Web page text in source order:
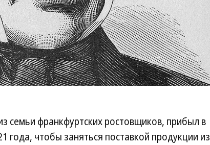
семьи франкфуртских ростовщиков, прибыл в
года, чтобы заняться поставкой продукции из